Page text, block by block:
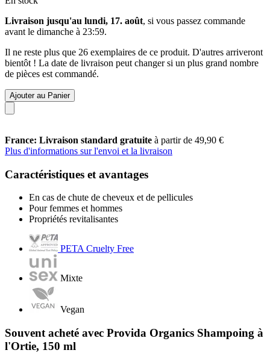
Livraison jusqu'au lundi, 17. août, si vous passez commande
avant le dimanche à 23:59.
Il ne reste plus que 26 exemplaires de ce produit. D'autres arriveront
bientôt ! La date de livraison peut changer si un plus grand nombre
de pièces est commandé.
Ajouter au Panier
France: Livraison standard gratuite à partir de 49,90 €
Plus d'informations sur l'envoi et la livraison
Caractéristiques et avantages
En cas de chute de cheveux et de pellicules
Pour femmes et hommes
Propriétés revitalisantes
PETA Cruelty Free
Mixte
Vegan
Souvent acheté avec Provida Organics Shampoing à
l'Ortie, 150 ml